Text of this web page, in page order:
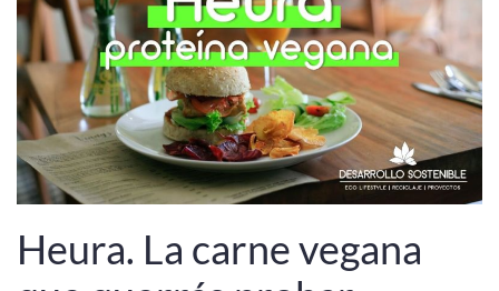
Heura. La carne vegana